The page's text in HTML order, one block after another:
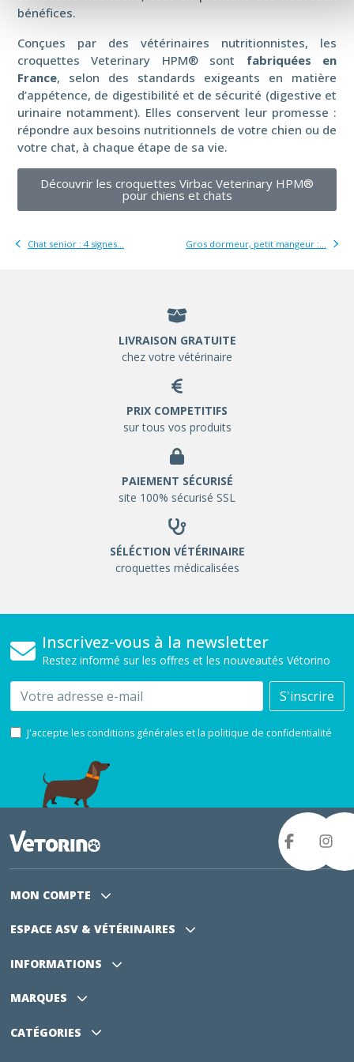
bénéfices.
Conçues par des vétérinaires nutritionnistes, les
croquettes Veterinary HPM® sont fabriquées en
France, selon des standards exigeants en matière
d’appétence, de digestibilité et de sécurité (digestive et
urinaire notamment). Elles conservent leur promesse :
répondre aux besoins nutritionnels de votre chien ou de
votre chat, à chaque étape de sa vie.
Découvrir les croquettes Virbac Veterinary HPM®
pour chiens et chats
Chat senior : 4 signes... Gros dormeur, petit mangeur :...
LIVRAISON GRATUITE
chez votre vétérinaire
PRIX COMPETITIFS
sur tous vos produits
PAIEMENT SÉCURISÉ
site 100% sécurisé SSL
SÉLÉCTION VÉTÉRINAIRE
croquettes médicalisées
Inscrivez-vous à la newsletter
Restez informé sur les offres et les nouveautés Vétorino
Email S'inscrire
J'accepte les conditions générales et la politique de confidentialité
MON COMPTE
ESPACE ASV & VÉTÉRINAIRES
INFORMATIONS
MARQUES
CATÉGORIES